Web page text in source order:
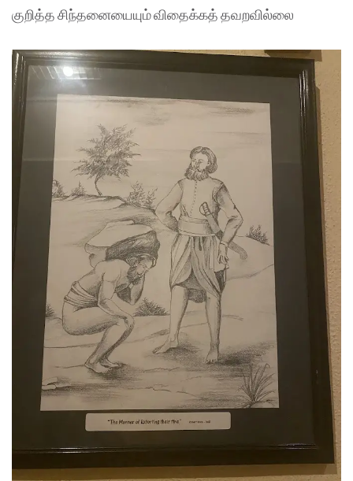
குறித்த சிந்தனையையும் விதைக்கத் தவறவில்லை